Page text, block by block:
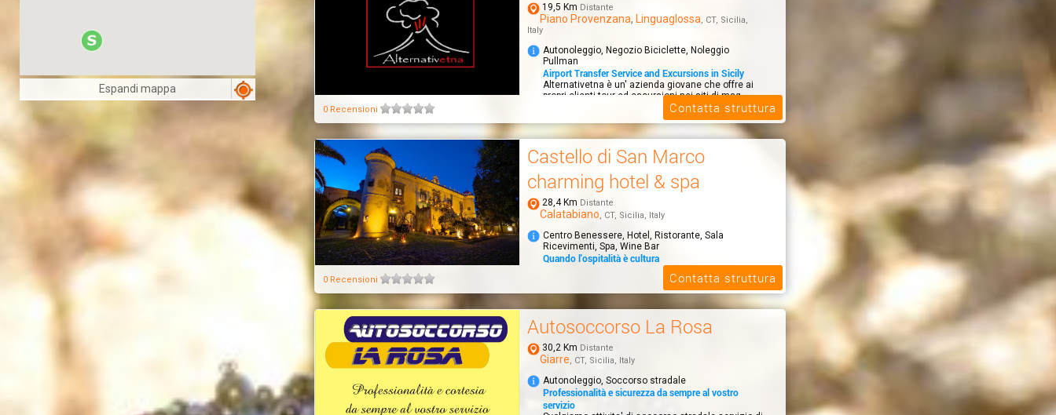
Espandi mappa
19,5 Km Distante
Piano Provenzana, Linguaglossa, CT, Sicilia,
Italy
Autonoleggio, Negozio Biciclette, Noleggio
Pullman
Airport Transfer Service and Excursions in Sicily
Alternativetna è un' azienda giovane che offre ai
propri clienti tour ed escursioni nei siti di mag...
0 Recensioni Contatta struttura
Castello di San Marco
charming hotel & spa
28,4 Km Distante
Calatabiano, CT, Sicilia, Italy
Centro Benessere, Hotel, Ristorante, Sala
Ricevimenti, Spa, Wine Bar
Quando l'ospitalità è cultura
Il Castello di San Marco charming hotel & Spa,
immerso in un parco di 4 ettari, a soli 100 metri
dal...
0 Recensioni Contatta struttura
Autosoccorso La Rosa
30,2 Km Distante
Giarre, CT, Sicilia, Italy
Autonoleggio, Soccorso stradale
Professionalità e sicurezza da sempre al vostro
servizio